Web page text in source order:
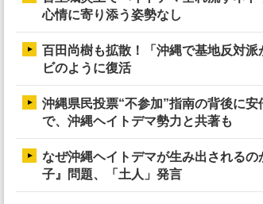
心情に寄り添う姿勢なし
百田尚樹も拡散！「沖縄で基地反対
ビのように復活
沖縄県民投票“不参加”指南の背後に
で、沖縄ヘイトデマ勢力と共著も
なぜ沖縄ヘイトデマが生み出される
子』問題、「土人」発言